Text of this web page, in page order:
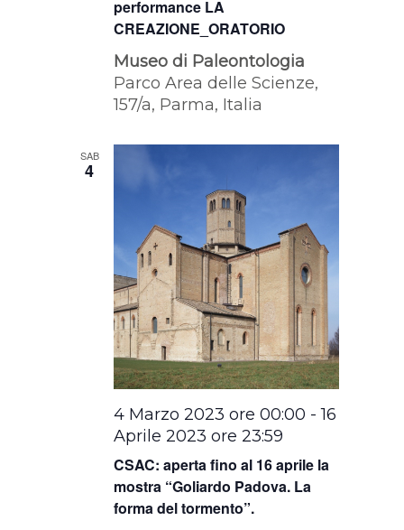
performance LA
CREAZIONE_ORATORIO
Museo di Paleontologia
Parco Area delle Scienze,
157/a, Parma, Italia
SAB
4
CSAC: aperta fino al 16 aprile la
mostra “Goliardo Padova. La
forma del tormento”.
4 Marzo 2023 ore 00:00 -16
Aprile 2023 ore 23:59